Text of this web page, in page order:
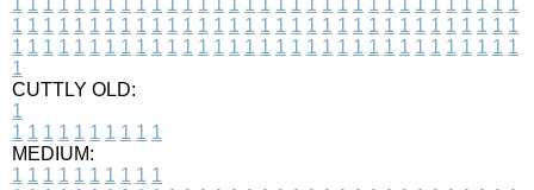
1 1 1 1 1 1 1 1 1 1 1 1 1 1 1 1 1 1 1 1 1 1 1 1 1 1 1 1 1 1 1 1 1
1 1 1 1 1 1 1 1 1 1 1 1 1 1 1 1 1 1 1 1 1 1 1 1 1 1 1 1 1 1 1 1 1
1
CUTTLY OLD:
1
1 1 1 1 1 1 1 1 1 1
MEDIUM:
1 1 1 1 1 1 1 1 1 1